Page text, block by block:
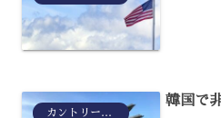
カントリーリスク
韓国で